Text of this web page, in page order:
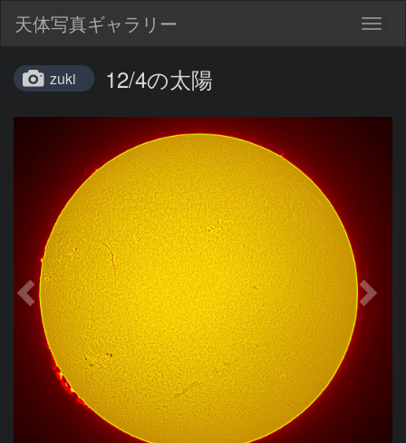
天体写真ギャラリー
zuki 12/4の太陽